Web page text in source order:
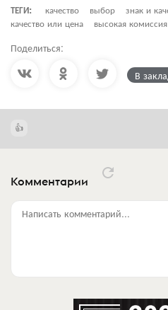
ТЕГИ:
качество выбор знак и
качество или цена
высокая комиссия
Поделиться:
В
Комментарии
Написать комментарий...